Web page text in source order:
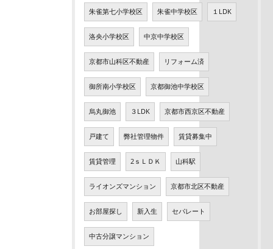
朱雀第七小学校区 朱雀中学校区 １LDK
洛央小学校区 中京中学校区
京都市山科区不動産 リフォーム済
御所南小学校区 京都御池中学校区
烏丸御池 ３LDK 京都市西京区不動産
戸建て 弊社管理物件 賃貸募集中
賃貸管理 2ｓＬＤＫ 山科駅
ライオンズマンション 京都市北区不動産
お部屋探し 新入生 セパレート
中古分譲マンション